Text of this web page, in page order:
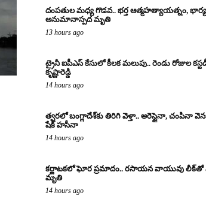
దంపతుల మధ్య గొడవ.. భర్త ఆత్మహత్యాయత్నం, భార్య
అనుమానాస్పద మృతి
13 hours ago
ట్రైనీ ఐపీఎస్ కేసులో కీలక మలుపు.. రెండు రోజుల
కృష్ణారెడ్డి
14 hours ago
త్వరలో బంగ్లాదేశ్‌కు తిరిగి వెళ్తా.. అరెస్టైనా, చంపినా
షేక్ హసీనా
14 hours ago
కర్ణాటకలో ఘోర ప్రమాదం.. రసాయన వాయువు లీక్‌తో
మృతి
14 hours ago